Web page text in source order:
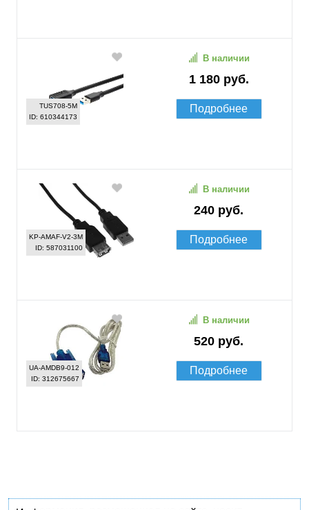
TUS708-5M
ID: 610344173
1 180 руб.
В наличии
Подробнее
KP-AMAF-V2-3M
ID: 587031100
240 руб.
В наличии
Подробнее
UA-AMDB9-012
ID: 312675667
520 руб.
В наличии
Подробнее